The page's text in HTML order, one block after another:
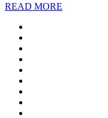
READ MORE